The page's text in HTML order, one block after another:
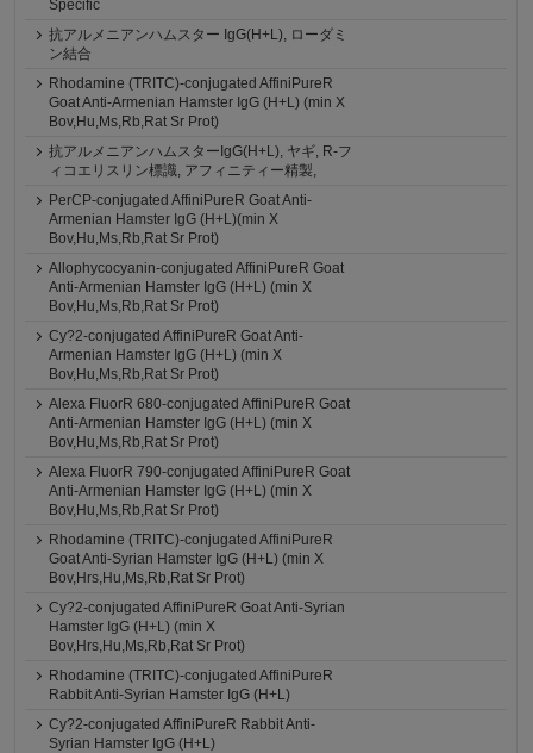
Specific
抗アルメニアンハムスター IgG(H+L), ローダミ
ン結合
Rhodamine (TRITC)-conjugated AffiniPureR
Goat Anti-Armenian Hamster IgG (H+L) (min X
Bov,Hu,Ms,Rb,Rat Sr Prot)
抗アルメニアンハムスターIgG(H+L), ヤギ, R-フ
ィコエリスリン標識, アフィニティー精製,
PerCP-conjugated AffiniPureR Goat Anti-
Armenian Hamster IgG (H+L)(min X
Bov,Hu,Ms,Rb,Rat Sr Prot)
Allophycocyanin-conjugated AffiniPureR Goat
Anti-Armenian Hamster IgG (H+L) (min X
Bov,Hu,Ms,Rb,Rat Sr Prot)
Cy?2-conjugated AffiniPureR Goat Anti-
Armenian Hamster IgG (H+L) (min X
Bov,Hu,Ms,Rb,Rat Sr Prot)
Alexa FluorR 680-conjugated AffiniPureR Goat
Anti-Armenian Hamster IgG (H+L) (min X
Bov,Hu,Ms,Rb,Rat Sr Prot)
Alexa FluorR 790-conjugated AffiniPureR Goat
Anti-Armenian Hamster IgG (H+L) (min X
Bov,Hu,Ms,Rb,Rat Sr Prot)
Rhodamine (TRITC)-conjugated AffiniPureR
Goat Anti-Syrian Hamster IgG (H+L) (min X
Bov,Hrs,Hu,Ms,Rb,Rat Sr Prot)
Cy?2-conjugated AffiniPureR Goat Anti-Syrian
Hamster IgG (H+L) (min X
Bov,Hrs,Hu,Ms,Rb,Rat Sr Prot)
Rhodamine (TRITC)-conjugated AffiniPureR
Rabbit Anti-Syrian Hamster IgG (H+L)
Cy?2-conjugated AffiniPureR Rabbit Anti-
Syrian Hamster IgG (H+L)